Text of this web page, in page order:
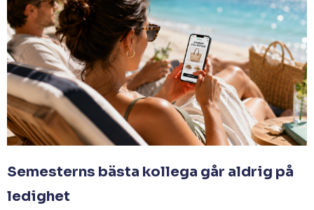
Semesterns bästa kollega går aldrig på
ledighet